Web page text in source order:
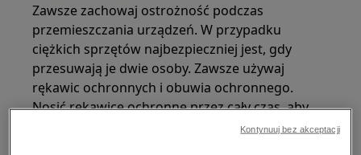
Zawsze zachowaj ostrożność podczas
przemieszczania urządzeń. W przypadku
ciężkich sprzętów najbezpieczniej jest, gdy
przesuwają je dwie osoby. Zawsze używaj
rękawic ochronnych i obuwia ochronnego.
Nosić rękawice ochronne przez cały czas, aby
chronić się przed skaleczeniami od ostrych
Kontynuuj bez akceptacji